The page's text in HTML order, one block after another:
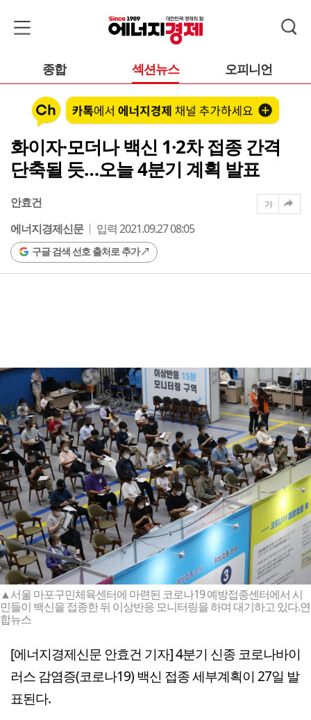
종합 섹션뉴스 오피니언
화이자·모더나 백신 1·2차 접종 간격
단축될 듯…오늘 4분기 계획 발표
안효건
에너지경제신문
입력 2021.09.27 08:05
구글 검색 선호 출처로 추가
가
▲서울 마포구민체육센터에 마련된 코로나19 예방접종센터에서 시
민들이 백신을 접종한 뒤 이상반응 모니터링을 하며 대기하고 있다.연
합뉴스
[에너지경제신문 안효건 기자] 4분기 신종 코로나바이
러스 감염증(코로나19) 백신 접종 세부계획이 27일 발
표된다.